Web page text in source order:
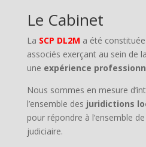
Le Cabinet
La SCP DL2M a été
associés exerçant au sein de
une expérience
Nous sommes en mesure
l’ensemble des juridictions
pour répondre à l’ensemble
judiciaire.